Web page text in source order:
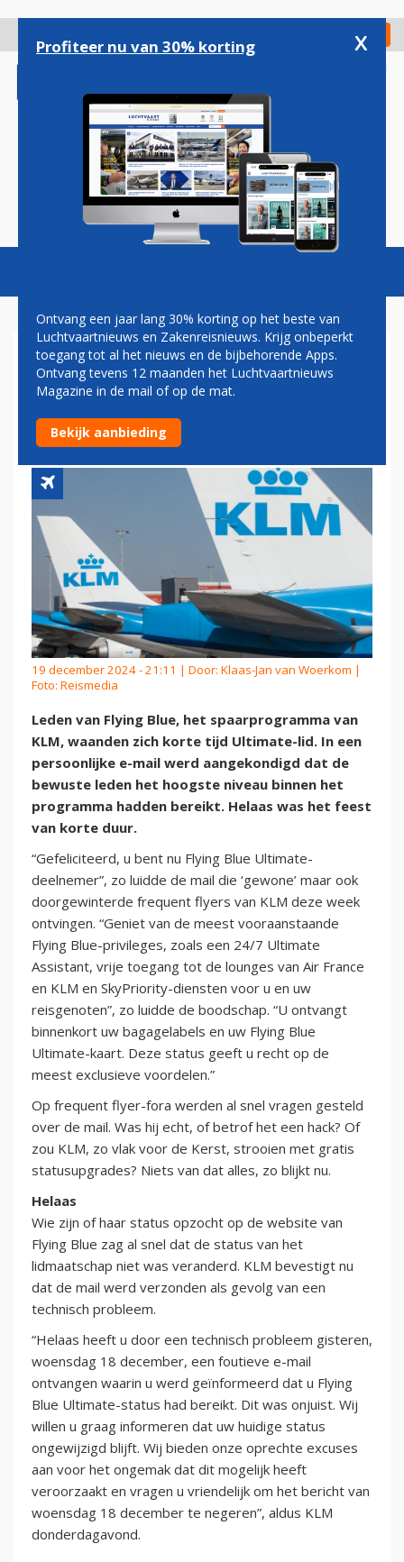
gaan
Check in
Magazine Podcasts Vacatures
FOUTJE, BEDANKT: KLM-
KLANTEN WANEN ZICH EEN
DAG ULTIMATE-LID
19 december 2024 - 21:11 | Door: Klaas-Jan van Woerkom |
Foto: Reismedia
Leden van Flying Blue, het spaarprogramma van
KLM, waanden zich korte tijd Ultimate-lid. In een
persoonlijke e-mail werd aangekondigd dat de
bewuste leden het hoogste niveau binnen het
programma hadden bereikt. Helaas was het feest
van korte duur.
“Gefeliciteerd, u bent nu Flying Blue Ultimate-
deelnemer”, zo luidde de mail die ‘gewone’ maar ook
doorgewinterde frequent flyers van KLM deze week
ontvingen. “Geniet van de meest vooraanstaande
Flying Blue-privileges, zoals een 24/7 Ultimate
Assistant, vrije toegang tot de lounges van Air France
en KLM en SkyPriority-diensten voor u en uw
reisgenoten”, zo luidde de boodschap. “U ontvangt
binnenkort uw bagagelabels en uw Flying Blue
Ultimate-kaart. Deze status geeft u recht op de
meest exclusieve voordelen.”
Op frequent flyer-fora werden al snel vragen gesteld
over de mail. Was hij echt, of betrof het een hack? Of
zou KLM, zo vlak voor de Kerst, strooien met gratis
statusupgrades? Niets van dat alles, zo blijkt nu.
Helaas
Wie zijn of haar status opzocht op de website van
Flying Blue zag al snel dat de status van het
lidmaatschap niet was veranderd. KLM bevestigt nu
dat de mail werd verzonden als gevolg van een
technisch probleem.
“Helaas heeft u door een technisch probleem gisteren,
woensdag 18 december, een foutieve e-mail
ontvangen waarin u werd geïnformeerd dat u Flying
Blue Ultimate-status had bereikt. Dit was onjuist. Wij
willen u graag informeren dat uw huidige status
ongewijzigd blijft. Wij bieden onze oprechte excuses
aan voor het ongemak dat dit mogelijk heeft
veroorzaakt en vragen u vriendelijk om het bericht van
woensdag 18 december te negeren”, aldus KLM
donderdagavond.
Profiteer nu van 30% korting x
Ontvang een jaar lang 30% korting op het beste van
Luchtvaartnieuws en Zakenreisnieuws. Krijg onbeperkt
toegang tot al het nieuws en de bijbehorende Apps.
Ontvang tevens 12 maanden het Luchtvaartnieuws
Magazine in de mail of op de mat.
Bekijk aanbieding